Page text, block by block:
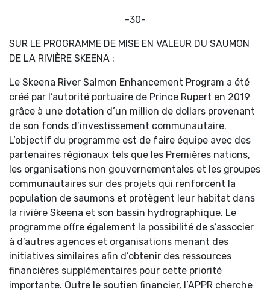
-30-
SUR LE PROGRAMME DE MISE EN VALEUR DU SAUMON
DE LA RIVIÈRE SKEENA :
Le Skeena River Salmon Enhancement Program a été
créé par l’autorité portuaire de Prince Rupert en 2019
grâce à une dotation d’un million de dollars provenant
de son fonds d’investissement communautaire.
L’objectif du programme est de faire équipe avec des
partenaires régionaux tels que les Premières nations,
les organisations non gouvernementales et les groupes
communautaires sur des projets qui renforcent la
population de saumons et protègent leur habitat dans
la rivière Skeena et son bassin hydrographique. Le
programme offre également la possibilité de s’associer
à d’autres agences et organisations menant des
initiatives similaires afin d’obtenir des ressources
financières supplémentaires pour cette priorité
importante. Outre le soutien financier, l’APPR cherche